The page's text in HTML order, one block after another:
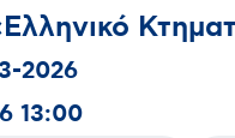
2026
13:00